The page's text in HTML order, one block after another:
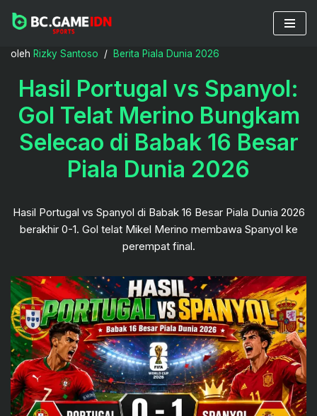
ke
oleh Rizky Santoso Berita Piala Dunia 2026
Hasil Portugal vs Spanyol:
Gol Telat Merino Bungkam
Selecao di Babak 16 Besar
Piala Dunia 2026
Hasil Portugal vs Spanyol di Babak 16 Besar Piala Dunia 2026
berakhir 0-1. Gol telat Mikel Merino membawa Spanyol ke
perempat final.